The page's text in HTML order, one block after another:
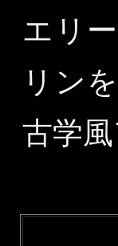
エリ
リン
古学